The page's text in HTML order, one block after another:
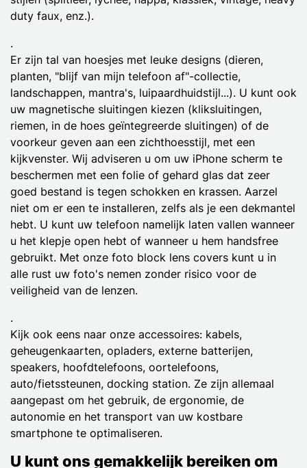
duty faux, enz.).
.
Er zijn tal van hoesjes met leuke designs (dieren,
planten, "blijf van mijn telefoon af"-collectie,
landschappen, mantra's, luipaardhuidstijl...). U kunt ook
uw magnetische sluitingen kiezen (kliksluitingen,
riemen, in de hoes geïntegreerde sluitingen) of de
voorkeur geven aan een zichthoesstijl, met een
kijkvenster. Wij adviseren u om uw iPhone scherm te
beschermen met een folie of gehard glas dat zeer
goed bestand is tegen schokken en krassen. Aarzel
niet om er een te installeren, zelfs als je een dekmantel
hebt. U kunt uw telefoon namelijk laten vallen wanneer
u het klepje open hebt of wanneer u hem handsfree
gebruikt. Met onze foto block lens covers kunt u in
alle rust uw foto's nemen zonder risico voor de
veiligheid van de lenzen.
.
Kijk ook eens naar onze accessoires: kabels,
geheugenkaarten, opladers, externe batterijen,
speakers, hoofdtelefoons, oortelefoons,
auto/fietssteunen, docking station. Ze zijn allemaal
aangepast om het gebruik, de ergonomie, de
autonomie en het transport van uw kostbare
smartphone te optimaliseren.
U kunt ons gemakkelijk bereiken om